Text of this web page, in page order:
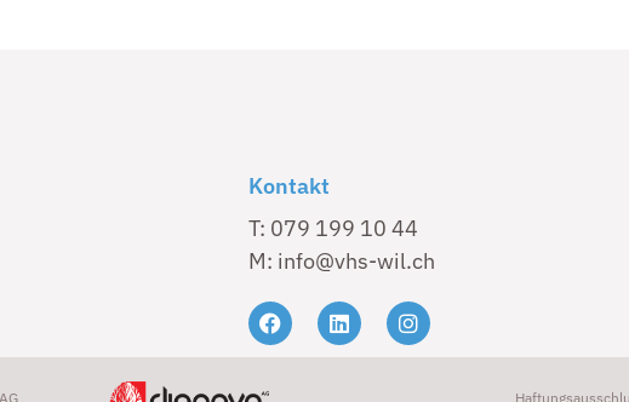
Kontakt
T: 079 199 10 44
M: info@vhs-wil.ch